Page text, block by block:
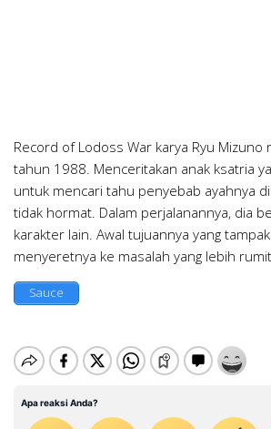
Record of Lodoss War karya Ryu Mizuno
tahun 1988. Menceritakan anak ksatria
untuk mencari tahu penyebab ayahnya
tidak hormat. Dalam perjalanannya, dia
karakter lain. Awal tujuannya yang
menyeretnya ke masalah yang lebih
Sauce